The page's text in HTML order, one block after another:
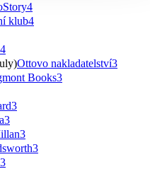
4
klub4
4
Ottovo nakladatelství3
Books3
3
3
3
3
3